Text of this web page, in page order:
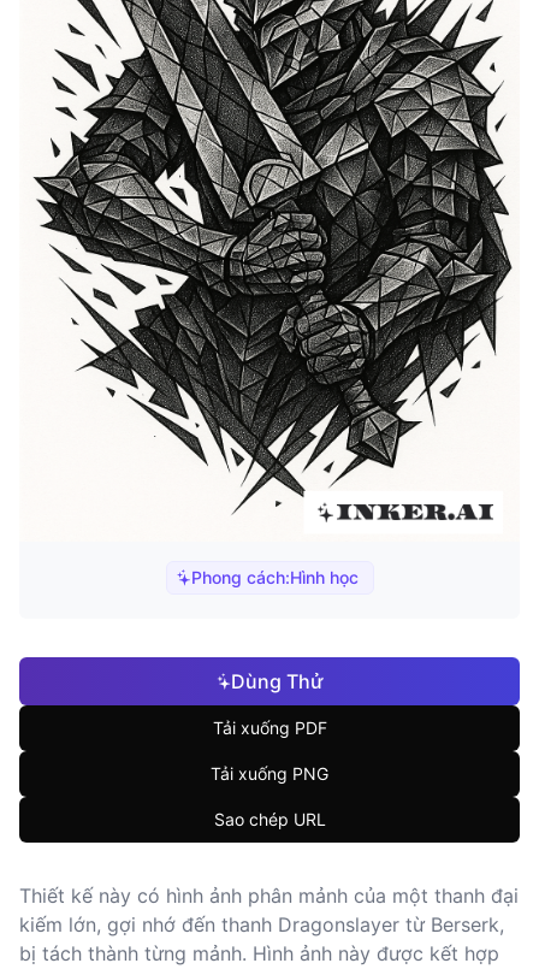
Phong cách:Hình học
Dùng Thử
Tải xuống PDF
Tải xuống PNG
Sao chép URL
Thiết kế này có hình ảnh phân mảnh của một thanh đại
kiếm lớn, gợi nhớ đến thanh Dragonslayer từ Berserk,
bị tách thành từng mảnh. Hình ảnh này được kết hợp